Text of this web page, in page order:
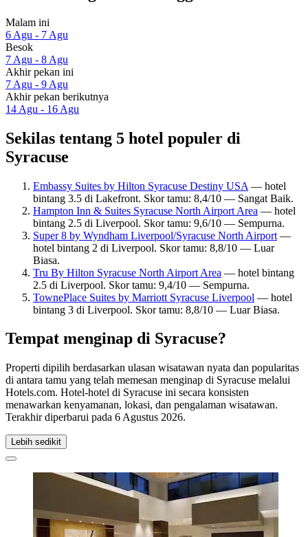
Malam ini
6 Agu - 7 Agu
Besok
7 Agu - 8 Agu
Akhir pekan ini
7 Agu - 9 Agu
Akhir pekan berikutnya
14 Agu - 16 Agu
Sekilas tentang 5 hotel populer di
Syracuse
Embassy Suites by Hilton Syracuse Destiny USA — hotel
bintang 3.5 di Lakefront. Skor tamu: 8,4/10 — Sangat Baik.
Hampton Inn & Suites Syracuse North Airport Area — hotel
bintang 2.5 di Liverpool. Skor tamu: 9,6/10 — Sempurna.
Super 8 by Wyndham Liverpool/Syracuse North Airport —
hotel bintang 2 di Liverpool. Skor tamu: 8,8/10 — Luar
Biasa.
Tru By Hilton Syracuse North Airport Area — hotel bintang
2.5 di Liverpool. Skor tamu: 9,4/10 — Sempurna.
TownePlace Suites by Marriott Syracuse Liverpool — hotel
bintang 3 di Liverpool. Skor tamu: 8,8/10 — Luar Biasa.
Tempat menginap di Syracuse?
Properti dipilih berdasarkan ulasan wisatawan nyata dan popularitas
di antara tamu yang telah memesan menginap di Syracuse melalui
Hotels.com. Hotel-hotel di Syracuse ini secara konsisten
menawarkan kenyamanan, lokasi, dan pengalaman wisatawan.
Terakhir diperbarui pada 6 Agustus 2026.
Lebih sedikit